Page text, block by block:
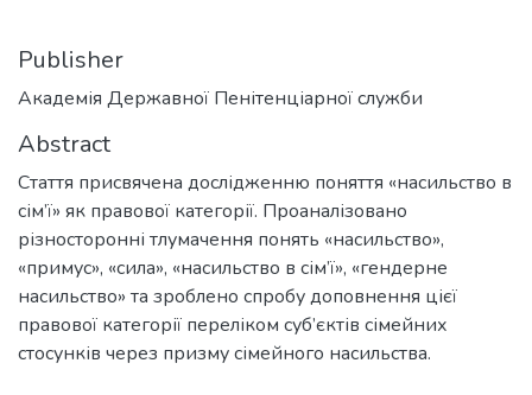
Publisher
Академія Державної Пенітенціарної служби
Abstract
Стаття присвячена дослідженню поняття «насильство в
сім’ї» як правової категорії. Проаналізовано
різносторонні тлумачення понять «насильство»,
«примус», «сила», «насильство в сім’ї», «гендерне
насильство» та зроблено спробу доповнення цієї
правової категорії переліком суб’єктів сімейних
стосунків через призму сімейного насильства.